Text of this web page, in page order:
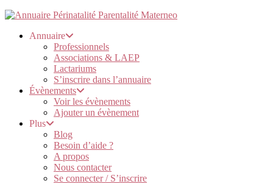
Annuaire
Professionnels
Associations & LAEP
Lactariums
S’inscrire dans l’annuaire
Évènements
Voir les évènements
Ajouter un évènement
Plus
Blog
Besoin d’aide ?
A propos
Nous contacter
Se connecter / S’inscrire